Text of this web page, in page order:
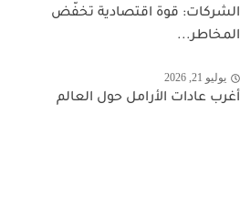
الشركات: قوة اقتصادية تخفّض
المخاطر...
يوليو 21, 2026
أغرب عادات الأرامل حول العالم